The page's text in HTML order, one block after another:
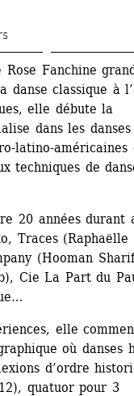
Rose Fanchine
danse classique à
elle débute la
dans les
latino-américaines
techniques de
20 années durant
Traces (Raphaëlle
(Hooman
Cie La Part du
elle
où danses
d’ordre
quatuor pour 3